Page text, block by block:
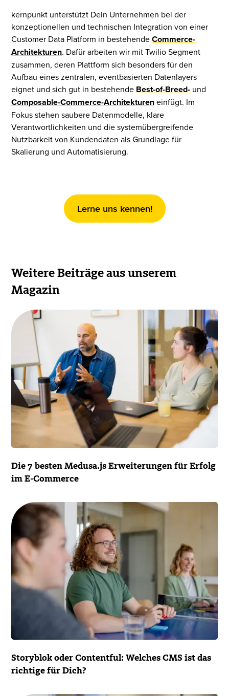
kernpunkt unterstützt Dein Unternehmen bei der
konzeptionellen und technischen Integration von einer
Customer Data Platform in bestehendeCommerce-
Architekturen. Dafür arbeiten wir mit Twilio Segment
zusammen, deren Plattform sich besonders für den
Aufbau eines zentralen, eventbasierten Datenlayers
eignet und sich gut in bestehende Best-of-Breed- und
Composable-Commerce-Architektureneinfügt. Im
Fokus stehen saubere Datenmodelle, klare
Verantwortlichkeiten und die systemübergreifende
Nutzbarkeit von Kundendaten als Grundlage für
Skalierung und Automatisierung.
Lerne uns kennen!
Weitere Beiträge aus unserem
Magazin
Die 7 besten Medusa.js Erweiterungen für Erfolg
im E-Commerce
Storyblok oder Contentful: Welches CMS ist das
richtige für Dich?